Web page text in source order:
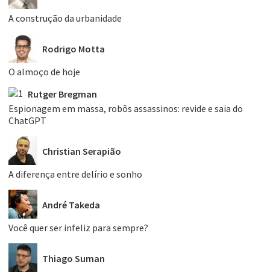
A construção da urbanidade
Rodrigo Motta
O almoço de hoje
Rutger Bregman
Espionagem em massa, robôs assassinos: revide e saia do
ChatGPT
Christian Serapião
A diferença entre delírio e sonho
André Takeda
Você quer ser infeliz para sempre?
Thiago Suman